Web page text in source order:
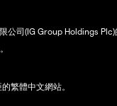
公司(IG Group Holdings
繁體中文網站。